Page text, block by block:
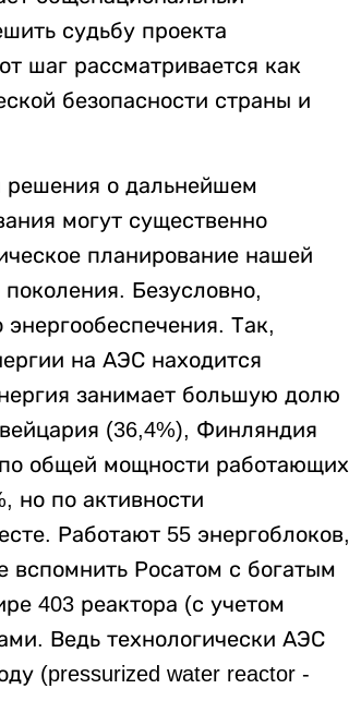
судьбу проекта
шаг рассматривается как
безопасности страны и
решения о дальнейшем
могут существенно
планирование нашей
Безусловно,
Так,
на АЭС находится
занимает большую долю
(36,4%), Финляндия
общей мощности работающих
но по активности
Работают 55 энергоблоков,
вспомнить Росатом с богатым
403 реактора (с учетом
Ведь технологически АЭС
(pressurized water reactor -